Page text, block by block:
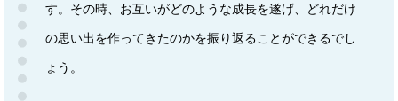
す。その時、お互いがどのような成長を遂げ、どれだけ
の思い出を作ってきたのかを振り返ることができるでし
ょう。